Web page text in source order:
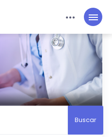
Particular
Buscar